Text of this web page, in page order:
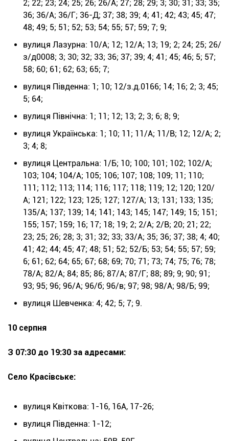
2; 22; 23; 24; 25; 26; 26/А; 27; 28; 29; 3; 30; 31; 33; 35;
36; 36/А; 36/Г; 36-Д; 37; 38; 39; 4; 41; 42; 43; 45; 47;
48; 49; 5; 51; 52; 53; 54; 55; 57; 59; 7; 9;
вулиця Лазурна: 10/А; 12; 12/А; 13; 19; 2; 24; 25; 26/
з/д0008; 3; 30; 32; 33; 36; 37; 39; 4; 41; 45; 46; 5; 57;
58; 60; 61; 62; 63; 65; 7;
вулиця Південна: 1; 10; 12/з.д.0166; 14; 16; 2; 3; 45;
5; 64;
вулиця Північна: 1; 11; 12; 13; 2; 3; 6; 8; 9;
вулиця Українська: 1; 10; 11; 11/А; 11/В; 12; 12/А; 2;
3; 4; 8;
вулиця Центральна: 1/Б; 10; 100; 101; 102; 102/А;
103; 104; 104/А; 105; 106; 107; 108; 109; 11; 110;
111; 112; 113; 114; 116; 117; 118; 119; 12; 120; 120/
А; 121; 122; 123; 125; 127; 127/А; 13; 131; 133; 135;
135/А; 137; 139; 14; 141; 143; 145; 147; 149; 15; 151;
155; 157; 159; 16; 17; 18; 19; 2; 2/А; 2/В; 20; 21; 22;
23; 25; 26; 28; 3; 31; 32; 33; 33/А; 35; 36; 37; 38; 4; 40;
41; 42; 44; 45; 47; 48; 51; 52; 52/Б; 53; 54; 55; 57; 59;
6; 61; 62; 64; 65; 67; 68; 69; 70; 71; 73; 74; 75; 76; 78;
78/А; 82/А; 84; 85; 86; 87/А; 87/Г; 88; 89; 9; 90; 91;
93; 95; 96; 96/А; 96/б; 96/в; 97; 98; 98/А; 98/Б; 99;
вулиця Шевченка: 4; 42; 5; 7; 9.
10 серпня
З 07:30 до 19:30 за адресами:
Село Красівське:
вулиця Квіткова: 1-16, 16А, 17-26;
вулиця Південна: 1-12;